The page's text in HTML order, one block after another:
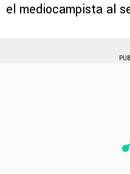
el mediocampista al